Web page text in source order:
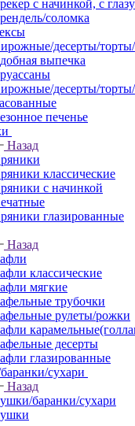
с начинкой, с
соломка
десерты/
выпечка
десерты/
печенье
Назад
классические
с начинкой
глазированные
Назад
классические
мягкие
трубочки
рулеты/рожки
десерты
глазированные
сухари
Назад
баранки/сухари